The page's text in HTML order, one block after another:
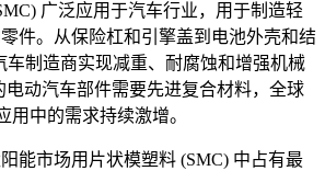
广泛应用于汽车行业，用于制造轻
件。从保险杠和引擎盖到电池外壳和结
车制造商实现减重、耐腐蚀和增强机械
电动汽车部件需要先进复合材料，全球
用中的需求持续激增。
能市场用片状模塑料 (SMC) 中占有最